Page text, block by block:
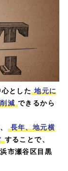
とした 地元に
減 できるから
長年、地元横
することで、
市瀬谷区目黒